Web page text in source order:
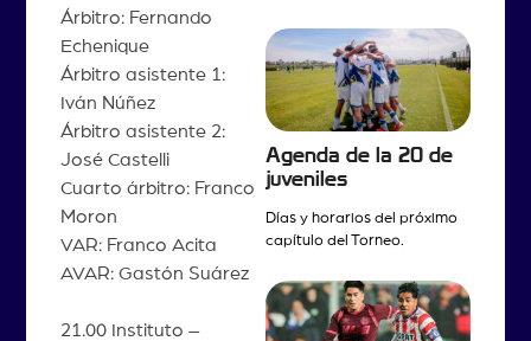
Árbitro: Fernando
Echenique
Árbitro asistente 1:
Iván Núñez
Árbitro asistente 2:
José Castelli
Cuarto árbitro: Franco
Moron
VAR: Franco Acita
AVAR: Gastón Suárez
21.00 Instituto –
Agenda de la 20 de
juveniles
Días y horarios del próximo
capítulo del Torneo.